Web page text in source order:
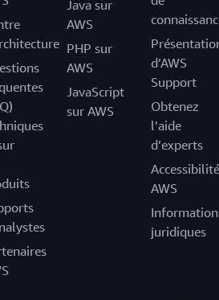
Java sur
AWS
PHP sur
AWS
JavaScript
sur AWS
d’AWS
Support
Obtenez
l’aide
d’experts
Accessibilité
AWS
juridiques